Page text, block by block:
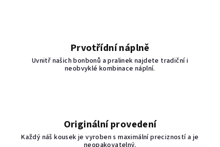
Prvotřídní náplně
Uvnitř našich bonbonů a pralinek najdete tradiční i
neobvyklé kombinace náplní.
Originální provedení
Každý náš kousek je vyroben s maximální precizností a je
neopakovatelný.